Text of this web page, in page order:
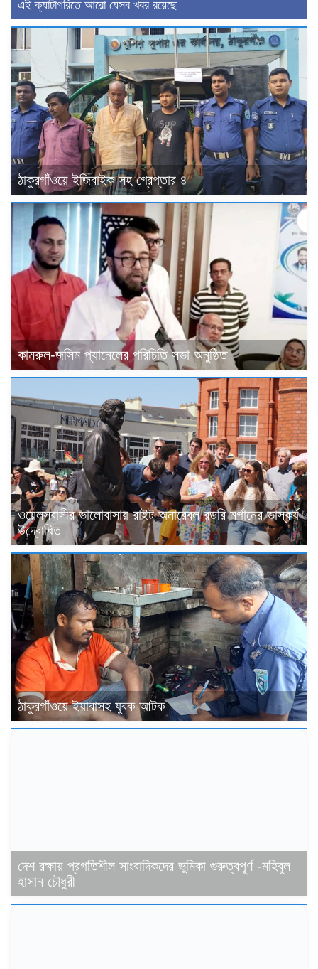
এই ক্যাটাগরিতে আরো যেসব খবর রয়েছে
ঠাকুরগাঁওয়ে ইজিবাইক সহ গ্রেপ্তার ৪
কামরুল-জসিম প্যানেলের পরিচিতি সভা অনুষ্ঠিত
ওয়েলসবাসীর ভালোবাসায় রাইট অনারেবল রডরি মর্গানের ভাস্কর্য
উদ্বোধিত
ঠাকুরগাঁওয়ে ইয়াবাসহ যুবক আটক
দেশ রক্ষায় প্রগতিশীল সাংবাদিকদের ভুমিকা গুরুত্বপূর্ণ -মহিবুল
হাসান চৌধুরী